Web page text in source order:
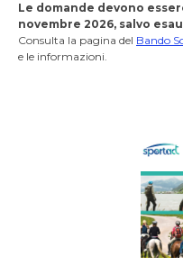
Le domande devono
novembre 2026, salvo
Consulta la pagina del Bando
e le informazioni.